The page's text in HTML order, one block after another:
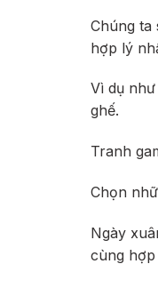
Chúng ta
hợp lý
Vì dụ
ghế.
Tranh
Chọn
Ngày
cùng